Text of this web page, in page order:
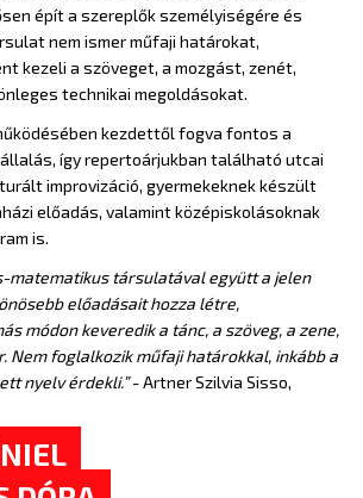
épít a szereplők személyiségére és
nem ismer műfaji határokat,
kezeli a szöveget, a mozgást, zenét,
technikai megoldásokat.
kezdettől fogva fontos a
így repertoárjukban található utcai
improvizáció, gyermekeknek készült
előadás, valamint középiskolásoknak
is.
matematikus társulatával együtt a jelen
előadásait hozza létre,
módon keveredik a tánc, a szöveg, a zene,
Nem foglalkozik műfaji határokkal, inkább a
nyelv érdekli.”- Artner Szilvia Sisso,